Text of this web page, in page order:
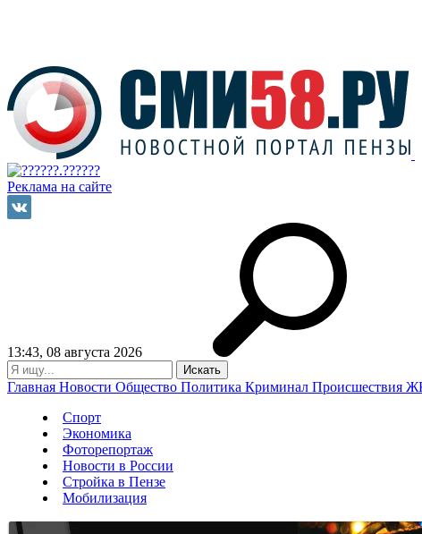
Реклама на сайте
13:43, 08 августа 2026
Главная Новости Общество Политика Криминал Происшествия
Спорт
Экономика
Фоторепортаж
Новости в России
Стройка в Пензе
Мобилизация